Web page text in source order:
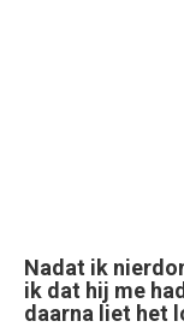
Nadat ik
ik dat hij me
daarna liet het